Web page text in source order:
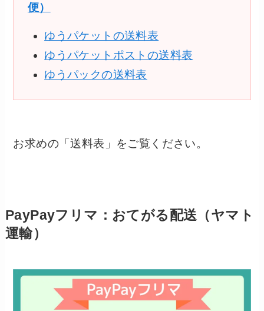
便）
ゆうパケットの送料表
ゆうパケットポストの送料表
ゆうパックの送料表
お求めの「送料表」をご覧ください。
PayPayフリマ：おてがる配送（ヤマト
運輸）